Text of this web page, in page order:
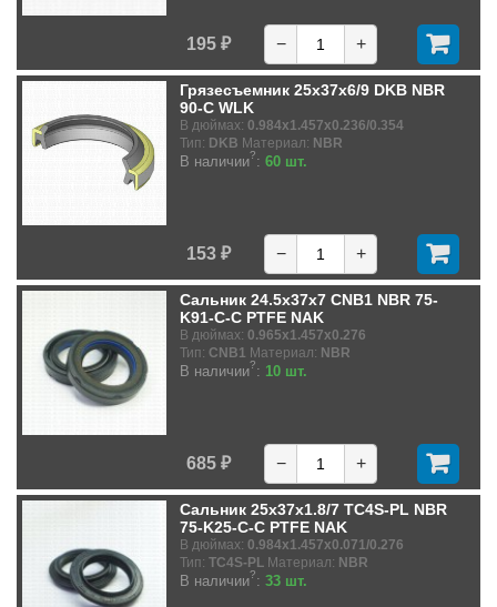
195 ₽ − +
Грязесъемник 25x37x6/9 DKB NBR
90-C WLK
В дюймах: 0.984x1.457x0.236/0.354
Тип: DKB Материал: NBR
В наличии?: 60 шт.
153 ₽ − +
Сальник 24.5x37x7 CNB1 NBR 75-
K91-C-C PTFE NAK
В дюймах: 0.965x1.457x0.276
Тип: CNB1 Материал: NBR
В наличии?: 10 шт.
685 ₽ − +
Сальник 25x37x1.8/7 TC4S-PL NBR
75-K25-C-C PTFE NAK
В дюймах: 0.984x1.457x0.071/0.276
Тип: TC4S-PL Материал: NBR
В наличии?: 33 шт.